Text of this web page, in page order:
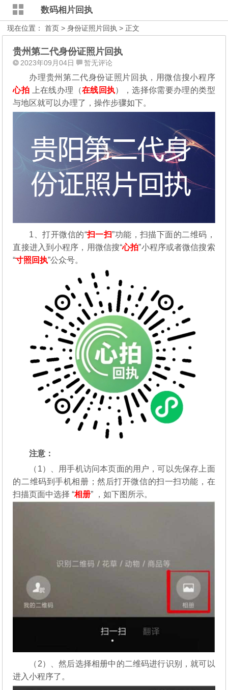
数码相片回执
现在位置：首页 >身份证照片回执 > 正文
贵州第二代身份证照片回执
2023年09月04日 暂无评论
办理贵州第二代身份证照片回执， 用微信搜小程序
心拍 上在线办理（在线回执），选择你需要办理的类型
与地区就可以办理了，操作步骤如下。
1、打开微信的“扫一扫”功能，扫描下面的二维码，
直接进入到小程序，用微信搜“心拍”小程序或者微信搜索
“寸照回执”公众号。
注意：
（1）、用手机访问本页面的用户，可以先保存上面
的二维码到手机相册；然后打开微信的扫一扫功能，在
扫描页面中选择 “相册” ，如下图所示。
（2）、然后选择相册中的二维码进行识别，就可以
进入小程序了。